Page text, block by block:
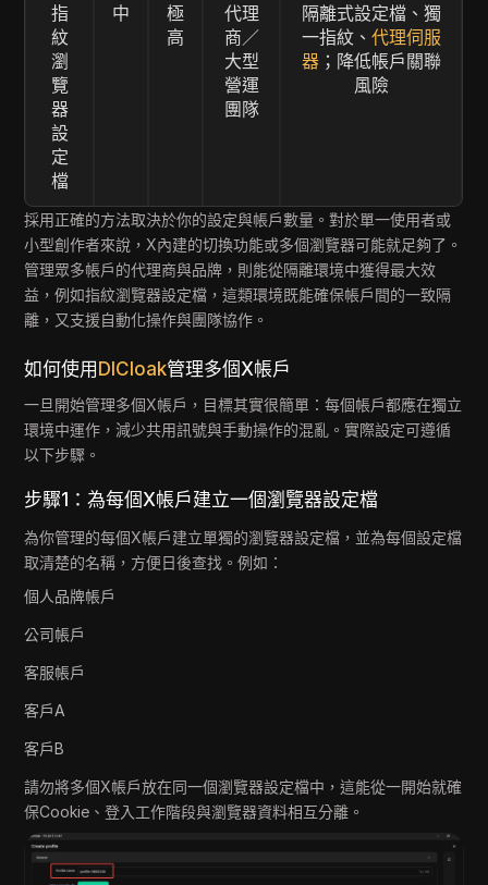
指
紋
瀏
覽
器
設
定
檔
中
極
高
代理
商／
大型
營運
團隊
隔離式設定檔、獨
一指紋、 代理伺服
器；降低帳戶關聯
風險
採用正確的方法取決於你的設定與帳戶數量。對於單一使用者或
小型創作者來說，X內建的切換功能或多個瀏覽器可能就足夠了。
管理眾多帳戶的代理商與品牌，則能從隔離環境中獲得最大效
益，例如指紋瀏覽器設定檔，這類環境既能確保帳戶間的一致隔
離，又支援自動化操作與團隊協作。
如何使用DICloak管理多個X帳戶
一旦開始管理多個X帳戶，目標其實很簡單：每個帳戶都應在獨立
環境中運作，減少共用訊號與手動操作的混亂。實際設定可遵循
以下步驟。
步驟1：為每個X帳戶建立一個瀏覽器設定檔
為你管理的每個X帳戶建立單獨的瀏覽器設定檔，並為每個設定檔
取清楚的名稱，方便日後查找。例如：
個人品牌帳戶
公司帳戶
客服帳戶
客戶A
客戶B
請勿將多個X帳戶放在同一個瀏覽器設定檔中，這能從一開始就確
保Cookie、登入工作階段與瀏覽器資料相互分離。